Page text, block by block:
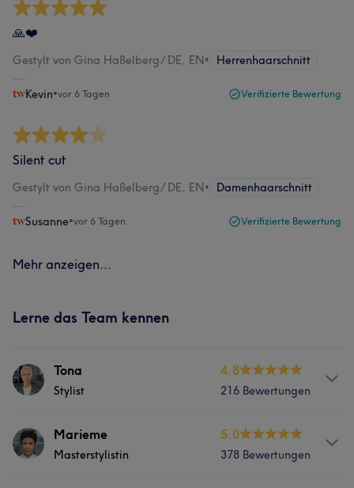
🙏❤️
Gestylt von Gina Haßelberg/ DE, EN• Herrenhaarschnitt
Kevin•vor 6 Tagen Verifizierte Bewertung
Silent cut
Gestylt von Gina Haßelberg/ DE, EN• Damenhaarschnitt
Susanne•vor 6 Tagen Verifizierte Bewertung
Mehr anzeigen...
Lerne das Team kennen
Tona
Stylist
4.8
216 Bewertungen
Info
Tona Inoue: spezialisiert auf Balayage und Highlights,
Marieme
Masterstylistin
5.0
378 Bewertungen